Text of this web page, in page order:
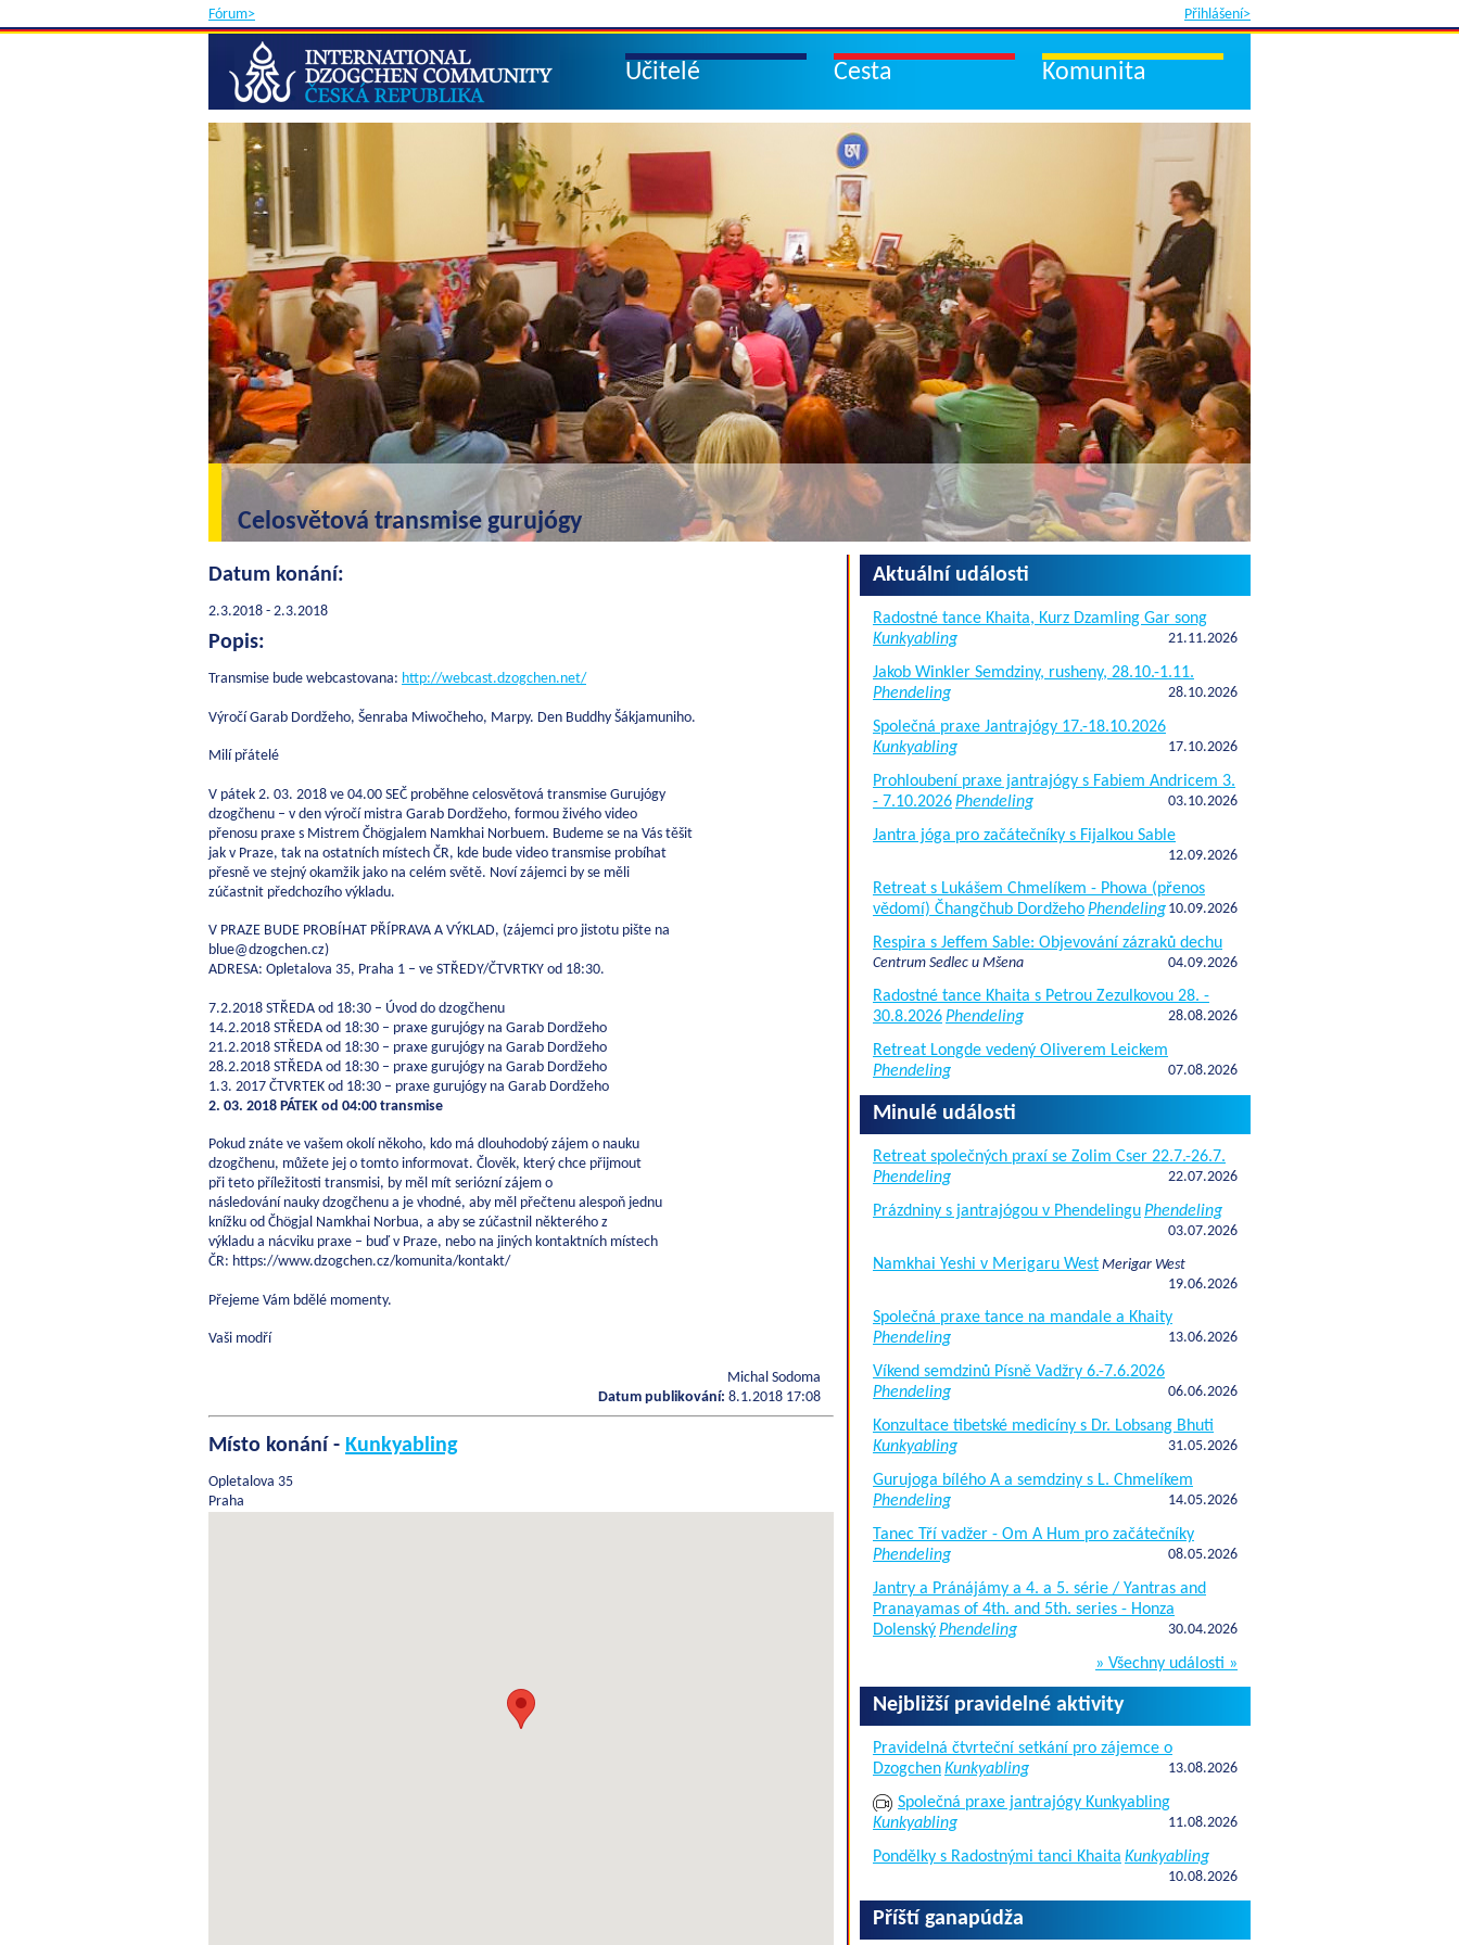
Fórum> Přihlášení>
Učitelé Cesta Komunita
Celosvětová transmise gurujógy
Datum konání:
2.3.2018 - 2.3.2018
Popis:
Transmise bude webcastovana: http://webcast.dzogchen.net/
Výročí Garab Dordžeho, Šenraba Miwočheho, Marpy. Den Buddhy Šákjamuniho.
Milí přátelé
V pátek 2. 03. 2018 ve 04.00 SEČ proběhne celosvětová transmise Gurujógy
dzogčhenu – v den výročí mistra Garab Dordžeho, formou živého video
přenosu praxe s Mistrem Čhögjalem Namkhai Norbuem. Budeme se na Vás těšit
jak v Praze, tak na ostatních místech ČR, kde bude video transmise probíhat
přesně ve stejný okamžik jako na celém světě. Noví zájemci by se měli
zúčastnit předchozího výkladu.
V PRAZE BUDE PROBÍHAT PŘÍPRAVA A VÝKLAD, (zájemci pro jistotu pište na
blue@dzogchen.cz)
ADRESA: Opletalova 35, Praha 1 – ve STŘEDY/ČTVRTKY od 18:30.
7.2.2018 STŘEDA od 18:30 – Úvod do dzogčhenu
14.2.2018 STŘEDA od 18:30 – praxe gurujógy na Garab Dordžeho
21.2.2018 STŘEDA od 18:30 – praxe gurujógy na Garab Dordžeho
28.2.2018 STŘEDA od 18:30 – praxe gurujógy na Garab Dordžeho
1.3. 2017 ČTVRTEK od 18:30 – praxe gurujógy na Garab Dordžeho
2. 03. 2018 PÁTEK od 04:00 transmise
Pokud znáte ve vašem okolí někoho, kdo má dlouhodobý zájem o nauku
dzogčhenu, můžete jej o tomto informovat. Člověk, který chce přijmout
při teto příležitosti transmisi, by měl mít seriózní zájem o
následování nauky dzogčhenu a je vhodné, aby měl přečtenu alespoň jednu
knížku od Čhögjal Namkhai Norbua, a aby se zúčastnil některého z
výkladu a nácviku praxe – buď v Praze, nebo na jiných kontaktních místech
ČR: https://www.dzogchen.cz/komunita/kontakt/
Přejeme Vám bdělé momenty.
Vaši modří
Michal Sodoma
Datum publikování: 8.1.2018 17:08
Místo konání - Kunkyabling
Opletalova 35
Praha
Aktuální události
Radostné tance Khaita, Kurz Dzamling Gar song
Kunkyabling
21.11.2026
Jakob Winkler Semdziny, rusheny, 28.10.-1.11.
Phendeling
28.10.2026
Společná praxe Jantrajógy 17.-18.10.2026
Kunkyabling
17.10.2026
Prohloubení praxe jantrajógy s Fabiem Andricem 3.
- 7.10.2026Phendeling 03.10.2026
Jantra jóga pro začátečníky s Fijalkou Sable
12.09.2026
Retreat s Lukášem Chmelíkem - Phowa (přenos
vědomí) Čhangčhub DordžehoPhendeling 10.09.2026
Respira s Jeffem Sable: Objevování zázraků dechu
Centrum Sedlec u Mšena 04.09.2026
Radostné tance Khaita s Petrou Zezulkovou 28. -
30.8.2026Phendeling 28.08.2026
Retreat Longde vedený Oliverem Leickem
Phendeling
07.08.2026
Minulé události
Retreat společných praxí se Zolim Cser 22.7.-26.7.
Phendeling
22.07.2026
Prázdniny s jantrajógou v PhendelinguPhendeling
03.07.2026
Namkhai Yeshi v Merigaru West Merigar West
19.06.2026
Společná praxe tance na mandale a Khaity
Phendeling
13.06.2026
Víkend semdzinů Písně Vadžry 6.-7.6.2026
Phendeling
06.06.2026
Konzultace tibetské medicíny s Dr. Lobsang Bhuti
Kunkyabling
31.05.2026
Gurujoga bílého A a semdziny s L. Chmelíkem
Phendeling
14.05.2026
Tanec Tří vadžer - Om A Hum pro začátečníky
Phendeling
08.05.2026
Jantry a Pránájámy a 4. a 5. série / Yantras and
Pranayamas of 4th. and 5th. series - Honza
DolenskýPhendeling 30.04.2026
» Všechny události »
Nejbližší pravidelné aktivity
Pravidelná čtvrteční setkání pro zájemce o
DzogchenKunkyabling 13.08.2026
Společná praxe jantrajógy Kunkyabling
Kunkyabling
11.08.2026
Pondělky s Radostnými tanci Khaita Kunkyabling
10.08.2026
Příští ganapúdža